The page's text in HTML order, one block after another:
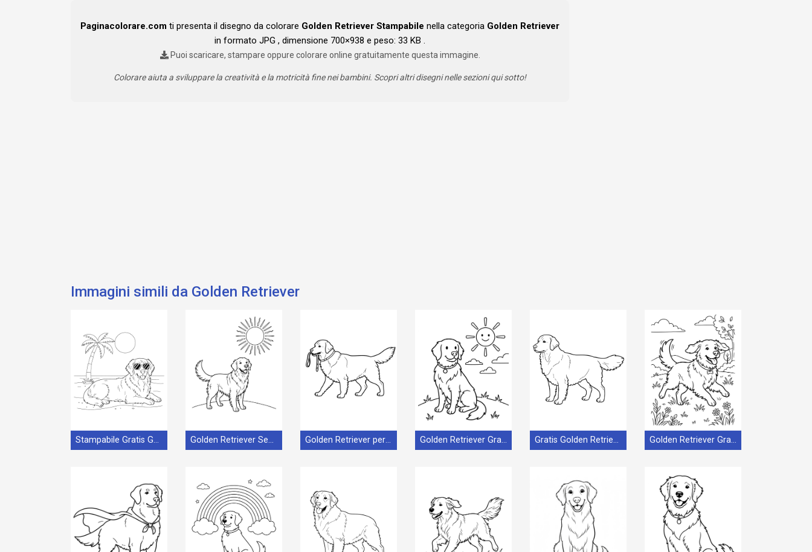
Paginacolorare.com ti presenta il disegno da colorare Golden Retriever Stampabile nella categoria Golden Retriever
in formato JPG , dimensione 700×938 e peso: 33 KB .
Puoi scaricare, stampare oppure colorare online gratuitamente questa immagine.
Colorare aiuta a sviluppare la creatività e la motricità fine nei bambini. Scopri altri disegni nelle sezioni qui sotto!
Immagini simili da Golden Retriever
Stampabile Gratis Golden Retriever Golden Retriever Semplice Golden Retriever per Bimbi di 4 Anni Golden Retriever Grazioso Gratis Golden Retriever per Bimbi Golden Retriever Gratis Stampabile